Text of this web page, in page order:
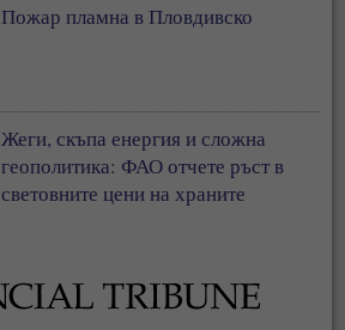
Пожар пламна в Пловдивско
Жеги, скъпа енергия и сложна
геополитика: ФАО отчете ръст в
световните цени на храните